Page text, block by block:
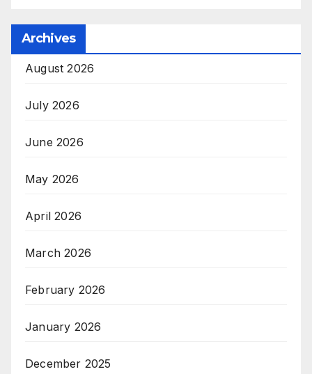
Archives
August 2026
July 2026
June 2026
May 2026
April 2026
March 2026
February 2026
January 2026
December 2025